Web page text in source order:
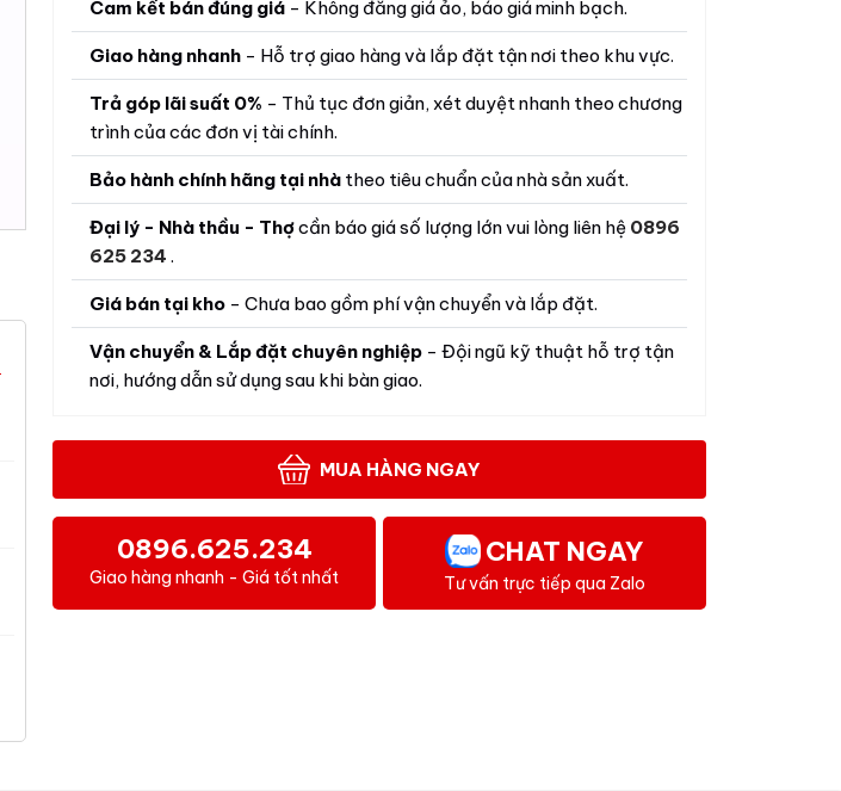
Cam kết bán đúng giá - Không đăng giá ảo, báo giá minh bạch.
Giao hàng nhanh - Hỗ trợ giao hàng và lắp đặt tận nơi theo khu vực.
Trả góp lãi suất 0% - Thủ tục đơn giản, xét duyệt nhanh theo chương
trình của các đơn vị tài chính.
Bảo hành chính hãng tại nhà theo tiêu chuẩn của nhà sản xuất.
Đại lý - Nhà thầu - Thợcần báo giá số lượng lớn vui lòng liên hệ 0896
625 234.
Giá bán tại kho - Chưa bao gồm phí vận chuyển và lắp đặt.
Vận chuyển & Lắp đặt chuyên nghiệp - Đội ngũ kỹ thuật hỗ trợ tận
nơi, hướng dẫn sử dụng sau khi bàn giao.
MUA HÀNG NGAY
0896.625.234
Giao hàng nhanh - Giá tốt nhất
CHAT NGAY
Tư vấn trực tiếp qua Zalo